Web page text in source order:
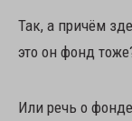
Так, а причём
это он фонд
Или речь о